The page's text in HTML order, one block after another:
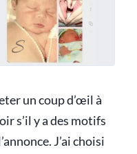
un coup d’œil à
s’il y a des motifs
J’ai choisi